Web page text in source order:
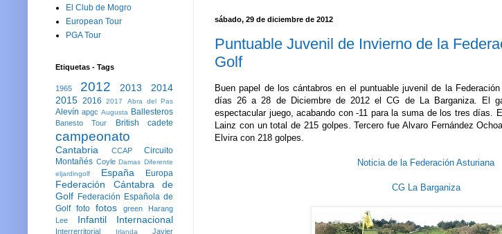
sábado, 29 de diciembre de 2012
Puntuable Juvenil de Invierno de la
Golf
Buen papel de los cántabros en el puntuable juvenil de la
días 26 a 28 de Diciembre de 2012 el CG de La Barganiza. El
espectacular juego, acabando con -11 para la suma de los tres días.
Lainz con un total de 215 golpes. Tercero fue Alvaro Fernández
Elvira con 218 golpes.
Noticia de la Federación Asturiana
CG La Barganiza
El Club de Mogro
European Tour
PGA Tour
Etiquetas - Tags
1965 2012 2013
2014
2015 2016 2017 Abra del Pas
Alevín apgc Augusta Ballesteros
Banesto Tour British cadete
campeonato
Cantabria CCAP
Circuito
Montañés Coyle Damas Diferente
eljardingolf
España Europa
Federación Cántabra de
Golf Federación Española de
Golf foto fotos green
Harang
Lee
Infantil Internacional
Interrerritorial Irlanda Javier